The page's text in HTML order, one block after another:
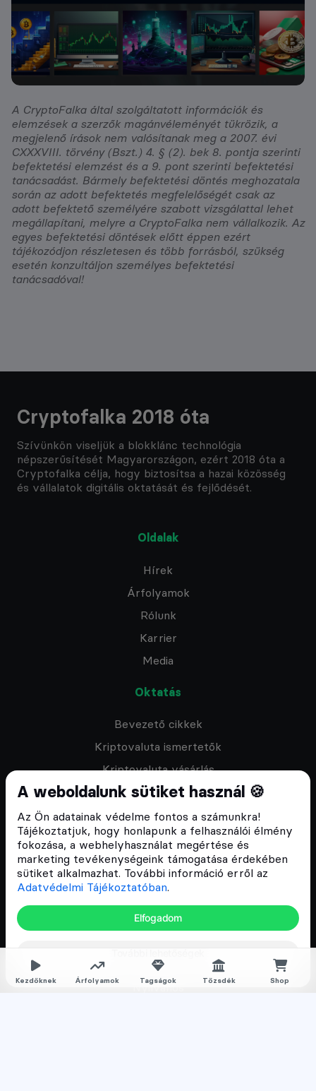
Kezdőknek Árfolyamok Tagságok Tőzsdék Shop
A weboldalunk sütiket használ 🍪
Az Ön adatainak védelme fontos a számunkra!
Tájékoztatjuk, hogy honlapunk a felhasználói élmény
fokozása, a webhelyhasználat megértése és
marketing tevékenységeink támogatása érdekében
sütiket alkalmazhat. További információ erről az
Adatvédelmi Tájékoztatóban.
Elfogadom
A CryptoFalka által szolgáltatott információk és
elemzések a szerzők magánvéleményét tükrözik, a
megjelenő írások nem valósítanak meg a 2007. évi
CXXXVIII. törvény (Bszt.) 4. § (2). bek 8. pontja szerinti
befektetési elemzést és a 9. pont szerinti befektetési
tanácsadást. Bármely befektetési döntés meghozatala
során az adott befektetés megfelelőségét csak az
adott befektető személyére szabott vizsgálattal lehet
megállapítani, melyre a CryptoFalka nem vállalkozik. Az
egyes befektetési döntések előtt éppen ezért
tájékozódjon részletesen és több forrásból, szükség
esetén konzultáljon személyes befektetési
tanácsadóval!
Cryptofalka 2018 óta
Szívünkön viseljük a blokklánc technológia
népszerűsítését Magyarországon, ezért 2018 óta a
Cryptofalka célja, hogy biztosítsa a hazai közösség
és vállalatok digitális oktatását és fejlődését.
Oldalak
Hírek
Árfolyamok
Rólunk
Karrier
Media
Oktatás
Bevezető cikkek
Kriptovaluta ismertetők
Kriptovaluta vásárlás
Oktató anyagok
Discord közösség
Csomagajánlatok
Kriptovaluta kezdőknek
Megapack
Nyilvános